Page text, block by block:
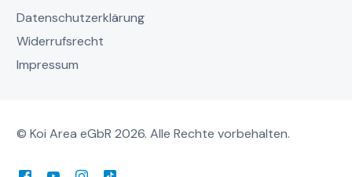
Datenschutzerklärung
Widerrufsrecht
Impressum
© Koi Area eGbR 2026. Alle Rechte vorbehalten.